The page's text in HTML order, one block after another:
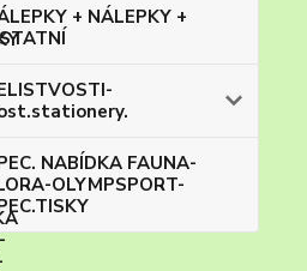
+ NÁLEPKY +
NABÍDKA FAUNA-
OLYMPSPORT-